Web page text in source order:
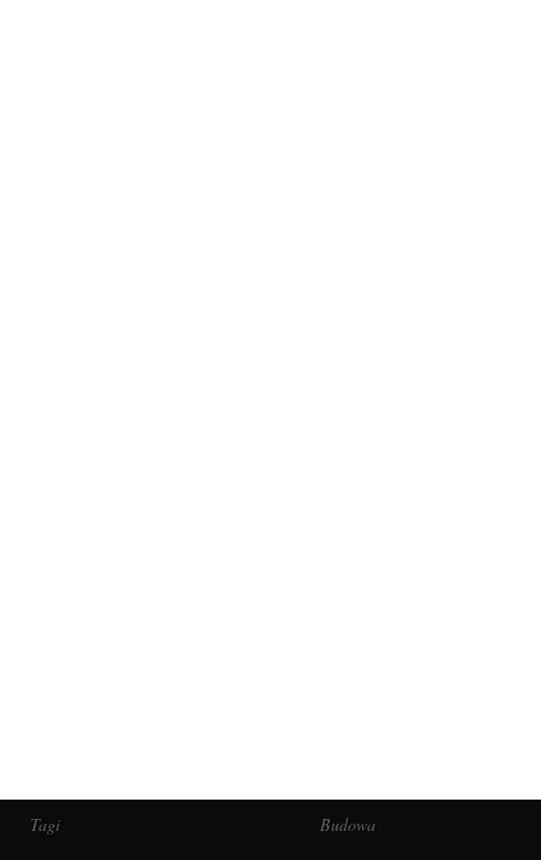
Tagi Budowa